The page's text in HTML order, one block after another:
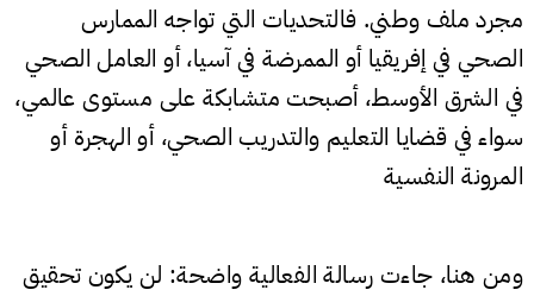
مجرد ملف وطني. فالتحديات التي تواجه الممارس
الصحي في إفريقيا أو الممرضة في آسيا، أو العامل الصحي
في الشرق الأوسط، أصبحت متشابكة على مستوى عالمي،
سواء في قضايا التعليم والتدريب الصحي، أو الهجرة أو
المرونة النفسية
ومن هنا، جاءت رسالة الفعالية واضحة: لن يكون تحقيق